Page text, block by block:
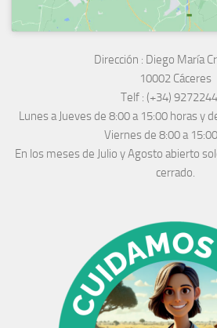
Dirección : Diego María
10002 Cáceres
Telf : (+34)
Lunes a Jueves de 8:00 a 15:00 horas y
Viernes de 8:00 a
En los meses de Julio y Agosto abierto
cerrado.